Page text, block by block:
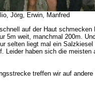
Jörg, Erwin, Manfred
auf der Haut
weit, manchmal 200m.
selten liegt mal ein
haben sich die
treffen wir auf